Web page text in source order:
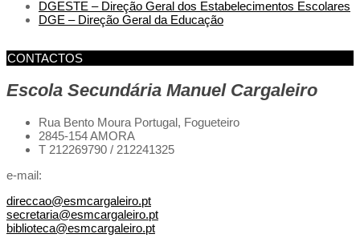
DGESTE – Direção Geral dos Estabelecimentos Escolares
DGE – Direção Geral da Educação
CONTACTOS
Escola Secundária Manuel Cargaleiro
Rua Bento Moura Portugal, Fogueteiro
2845-154 AMORA
T 212269790 / 212241325
e-mail:
direccao@esmcargaleiro.pt
secretaria@esmcargaleiro.pt
biblioteca@esmcargaleiro.pt